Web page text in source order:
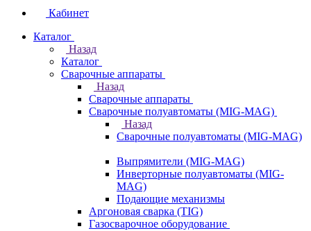
Кабинет
Каталог
Назад
Каталог
Сварочные аппараты
Назад
Сварочные аппараты
Сварочные полуавтоматы (MIG-MAG)
Назад
Сварочные полуавтоматы (MIG-MAG)
Выпрямители (MIG-MAG)
Инверторные полуавтоматы (MIG-
MAG)
Подающие механизмы
Аргоновая сварка (TIG)
Газосварочное оборудование